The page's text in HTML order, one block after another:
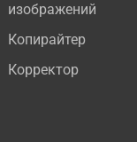
изображений
Копирайтер
Корректор